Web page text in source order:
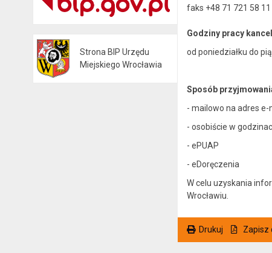
Strona BIP Urzędu
Miejskiego Wrocławia
faks +48 71 721 58 11
Godziny pracy
od poniedziałku do
Sposób
- mailowo na adres e-
- osobiście w
- ePUAP
- eDoręczenia
W celu uzyskania
Wrocławiu.
Drukuj Zapisz